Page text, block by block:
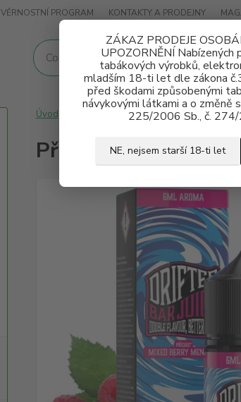
ZÁKAZ PRODEJE
UPOZORNĚNÍ
tabákových výrobků,
mladším 18-ti let dle zákona
před škodami způsobenými
návykovými látkami a o změně
225/2006 Sb., č.
NE, nejsem starší 18-ti let
VĚRNOSTNÍ PROGRAM KONTAKTY A PRODEJNY
Úvod Aroma, příchutě Shake & Vape
Příchuť Drifter Bar